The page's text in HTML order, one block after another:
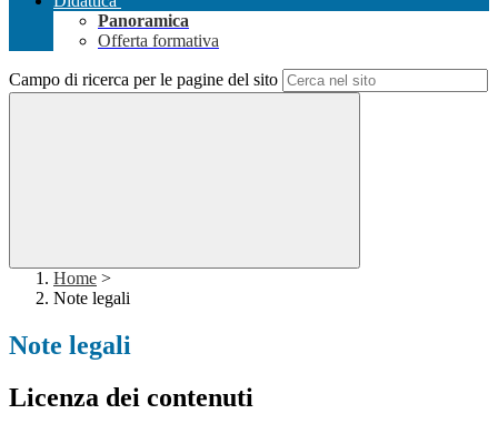
Panoramica
Offerta formativa
Campo di ricerca per le pagine del sito
Home >
Note legali
Note legali
Licenza dei contenuti